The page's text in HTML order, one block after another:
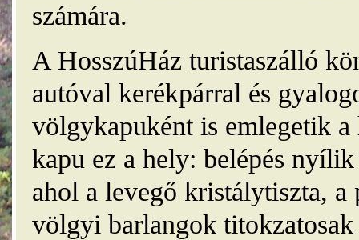
számára.
A HosszúHáz turistaszálló
autóval kerékpárral és
völgykapuként is emlegetik
kapu ez a hely: belépés
ahol a levegő kristálytiszta, a
völgyi barlangok